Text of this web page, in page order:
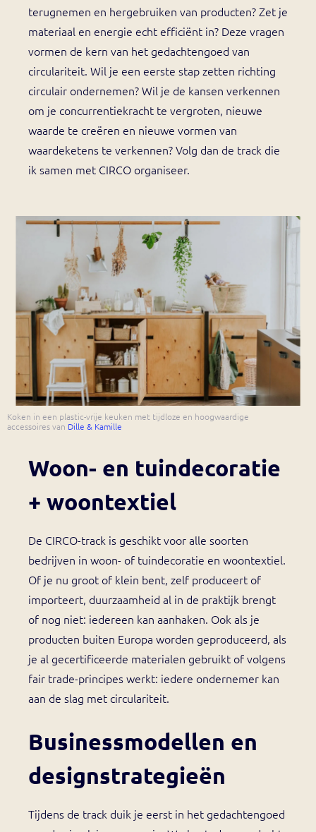
terugnemen en hergebruiken van producten? Zet je
materiaal en energie echt efficiënt in? Deze vragen
vormen de kern van het gedachtengoed van
circulariteit. Wil je een eerste stap zetten richting
circulair ondernemen? Wil je de kansen verkennen
om je concurrentiekracht te vergroten, nieuwe
waarde te creëren en nieuwe vormen van
waardeketens te verkennen? Volg dan de track die
ik samen met CIRCO organiseer.
Koken in een plastic-vrije keuken met tijdloze en hoogwaardige
accessoires van Dille & Kamille
Woon- en tuindecoratie
+ woontextiel
De CIRCO-track is geschikt voor alle soorten
bedrijven in woon- of tuindecoratie en woontextiel.
Of je nu groot of klein bent, zelf produceert of
importeert, duurzaamheid al in de praktijk brengt
of nog niet: iedereen kan aanhaken. Ook als je
producten buiten Europa worden geproduceerd, als
je al gecertificeerde materialen gebruikt of volgens
fair trade-principes werkt: iedere ondernemer kan
aan de slag met circulariteit.
Businessmodellen en
designstrategieën
Tijdens de track duik je eerst in het gedachtengoed